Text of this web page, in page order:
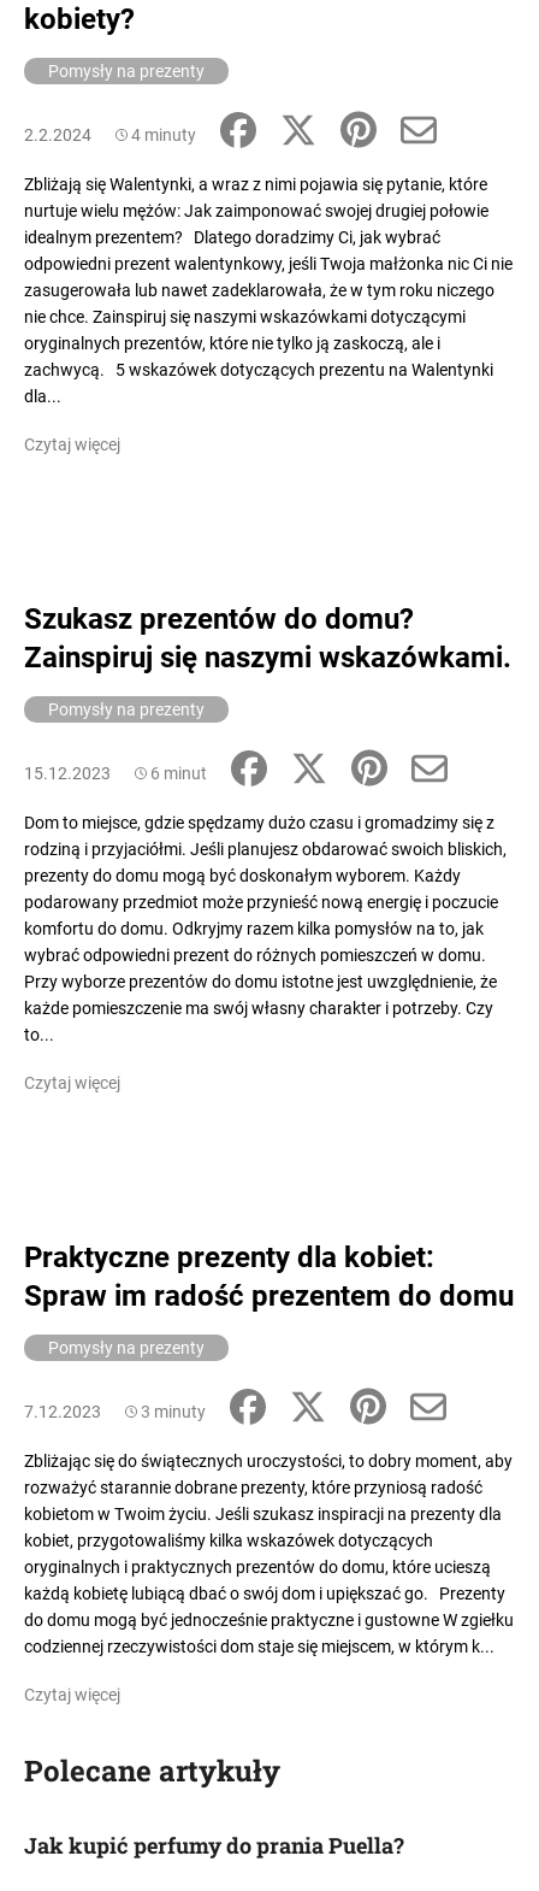
kobiety?
Pomysły na prezenty
2.2.2024 4 minuty
Zbliżają się Walentynki, a wraz z nimi pojawia się pytanie, które
nurtuje wielu mężów: Jak zaimponować swojej drugiej połowie
idealnym prezentem? Dlatego doradzimy Ci, jak wybrać
odpowiedni prezent walentynkowy, jeśli Twoja małżonka nic Ci nie
zasugerowała lub nawet zadeklarowała, że w tym roku niczego
nie chce. Zainspiruj się naszymi wskazówkami dotyczącymi
oryginalnych prezentów, które nie tylko ją zaskoczą, ale i
zachwycą. 5 wskazówek dotyczących prezentu na Walentynki
dla...
Czytaj więcej
Szukasz prezentów do domu?
Zainspiruj się naszymi wskazówkami.
Pomysły na prezenty
15.12.2023 6 minut
Dom to miejsce, gdzie spędzamy dużo czasu i gromadzimy się z
rodziną i przyjaciółmi. Jeśli planujesz obdarować swoich bliskich,
prezenty do domu mogą być doskonałym wyborem. Każdy
podarowany przedmiot może przynieść nową energię i poczucie
komfortu do domu. Odkryjmy razem kilka pomysłów na to, jak
wybrać odpowiedni prezent do różnych pomieszczeń w domu.
Przy wyborze prezentów do domu istotne jest uwzględnienie, że
każde pomieszczenie ma swój własny charakter i potrzeby. Czy
to...
Czytaj więcej
Praktyczne prezenty dla kobiet:
Spraw im radość prezentem do domu
Pomysły na prezenty
7.12.2023 3 minuty
Zbliżając się do świątecznych uroczystości, to dobry moment, aby
rozważyć starannie dobrane prezenty, które przyniosą radość
kobietom w Twoim życiu. Jeśli szukasz inspiracji na prezenty dla
kobiet, przygotowaliśmy kilka wskazówek dotyczących
oryginalnych i praktycznych prezentów do domu, które ucieszą
każdą kobietę lubiącą dbać o swój dom i upiększać go. Prezenty
do domu mogą być jednocześnie praktyczne i gustowne W zgiełku
codziennej rzeczywistości dom staje się miejscem, w którym k...
Czytaj więcej
Polecane artykuły
Jak kupić perfumy do prania Puella?